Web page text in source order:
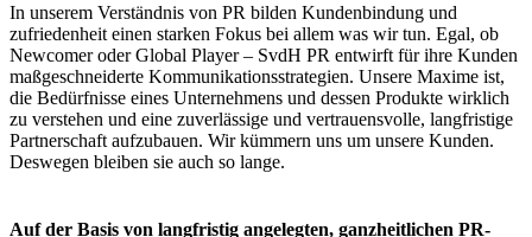
In unserem Verständnis von PR bilden Kundenbindung und
zufriedenheit einen starken Fokus bei allem was wir tun. Egal, ob
Newcomer oder Global Player – SvdH PR entwirft für ihre Kunden
maßgeschneiderte Kommunikationsstrategien. Unsere Maxime ist,
die Bedürfnisse eines Unternehmens und dessen Produkte wirklich
zu verstehen und eine zuverlässige und vertrauensvolle, langfristige
Partnerschaft aufzubauen. Wir kümmern uns um unsere Kunden.
Deswegen bleiben sie auch so lange.
Auf der Basis von langfristig angelegten, ganzheitlichen PR-